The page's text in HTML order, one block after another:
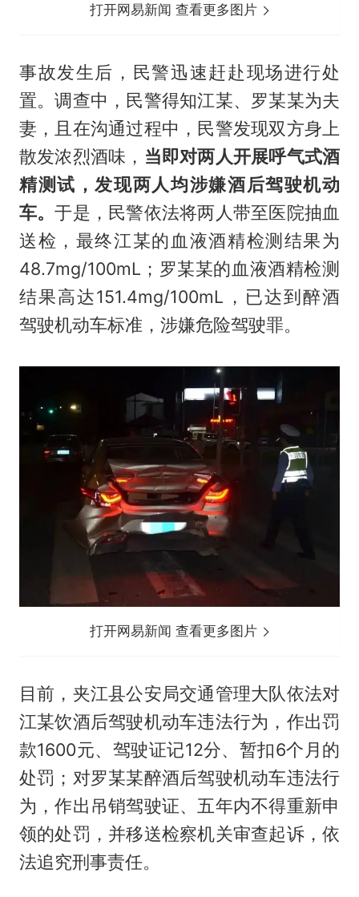
打开网易新闻 查看更多图片
事故发生后，民警迅速赶赴现场进行处
置。调查中，民警得知江某、罗某某为夫
妻，且在沟通过程中，民警发现双方身上
散发浓烈酒味， 当即对两人开展呼气式酒
精测试，发现两人均涉嫌酒后驾驶机动
车。于是，民警依法将两人带至医院抽血
送检，最终江某的血液酒精检测结果为
48.7mg/100mL；罗某某的血液酒精检测
结果高达151.4mg/100mL，已达到醉酒
驾驶机动车标准，涉嫌危险驾驶罪。
打开网易新闻 查看更多图片
目前，夹江县公安局交通管理大队依法对
江某饮酒后驾驶机动车违法行为，作出罚
款1600元、驾驶证记12分、暂扣6个月的
处罚；对罗某某醉酒后驾驶机动车违法行
为，作出吊销驾驶证、五年内不得重新申
领的处罚，并移送检察机关审查起诉，依
法追究刑事责任。